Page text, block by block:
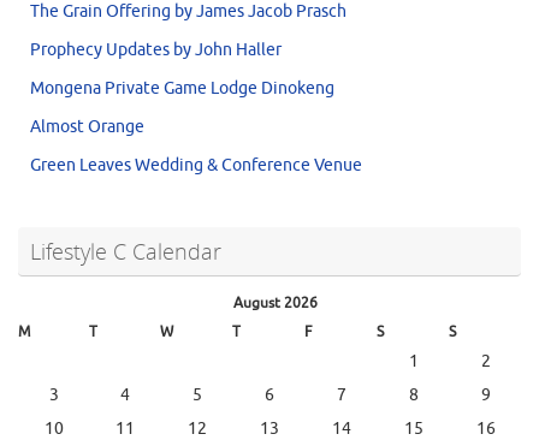
The Grain Offering by James Jacob Prasch
Prophecy Updates by John Haller
Mongena Private Game Lodge Dinokeng
Almost Orange
Green Leaves Wedding & Conference Venue
Lifestyle C Calendar
August 2026
M
T W T F S S
1
2
3
4 5 6 7 8
9
10
11 12 13 14 15
16